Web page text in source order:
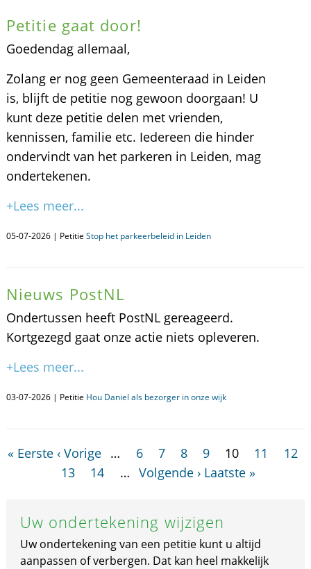
Petitie gaat door!
Goedendag allemaal,
Zolang er nog geen Gemeenteraad in Leiden
is, blijft de petitie nog gewoon doorgaan! U
kunt deze petitie delen met vrienden,
kennissen, familie etc. Iedereen die hinder
ondervindt van het parkeren in Leiden, mag
ondertekenen.
+Lees meer...
05-07-2026 | Petitie Stop het parkeerbeleid in Leiden
Nieuws PostNL
Ondertussen heeft PostNL gereageerd.
Kortgezegd gaat onze actie niets opleveren.
+Lees meer...
03-07-2026 | Petitie Hou Daniel als bezorger in onze wijk
« Eerste ‹ Vorige … 6 7 8 9 10 11
12
13
14 … Volgende › Laatste »
Uw ondertekening wijzigen
Uw ondertekening van een petitie kunt u altijd
aanpassen of verbergen. Dat kan heel makkelijk